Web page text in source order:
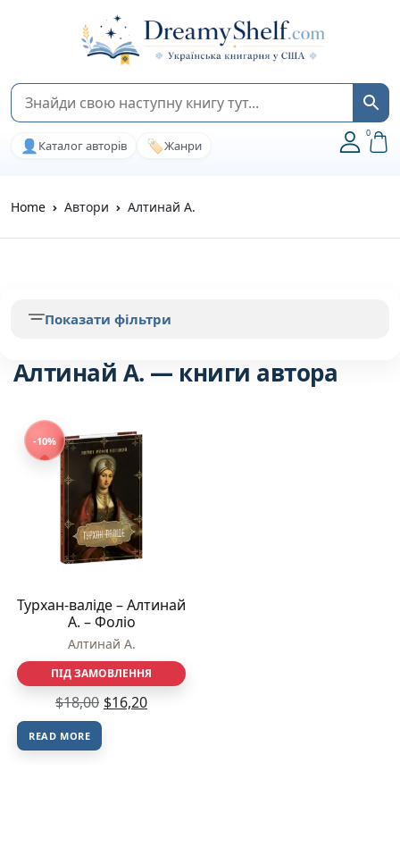
👤 Каталог авторів 🏷️Жанри
0
Home Автори Алтинай А.
Алтинай А. — книги автора
-10%
Турхан-валіде – Алтинай
А. – Фоліо
Алтинай А.
ПІД ЗАМОВЛЕННЯ
$18,00 $16,20
READ MORE
Показати фільтри